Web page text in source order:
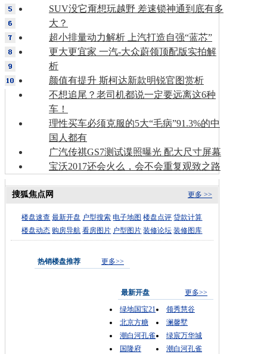
SUV没它甭想玩越野 差速锁神通到底有多
大？
超小排量动力解析 上汽打造自强“蓝芯”
更大更宜家 一汽-大众蔚领顶配版实拍解
析
颜值有提升 斯柯达新款明锐官图赏析
不想追尾？老司机都说一定要远离这6种
车！
理性买车必须克服的5大“毛病”91.3%的中
国人都有
广汽传祺GS7测试谍照曝光 配大尺寸屏幕
宝沃2017还会火么，会不会重复观致之路
更多 >>
搜狐焦点网
楼盘速查 最新开盘 户型搜索 电子地图 楼盘点评 贷款计算
楼盘动态 购房导航 看房图片 户型图片 装修论坛 装修图库
热销楼盘推荐 更多>>
最新开盘
更多>>
绿地国宝21
领秀慧谷
北京方糖
澜馨墅
潮白河孔雀
绿宸万华城
国隆府
潮白河孔雀